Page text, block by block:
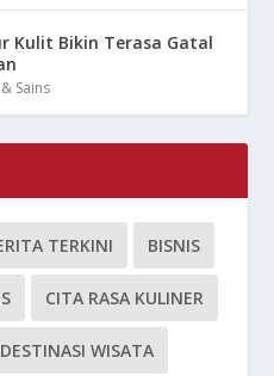
Kulit Bikin Terasa Gatal
Sains
TERKINI BISNIS
CITA RASA KULINER
DESTINASI WISATA